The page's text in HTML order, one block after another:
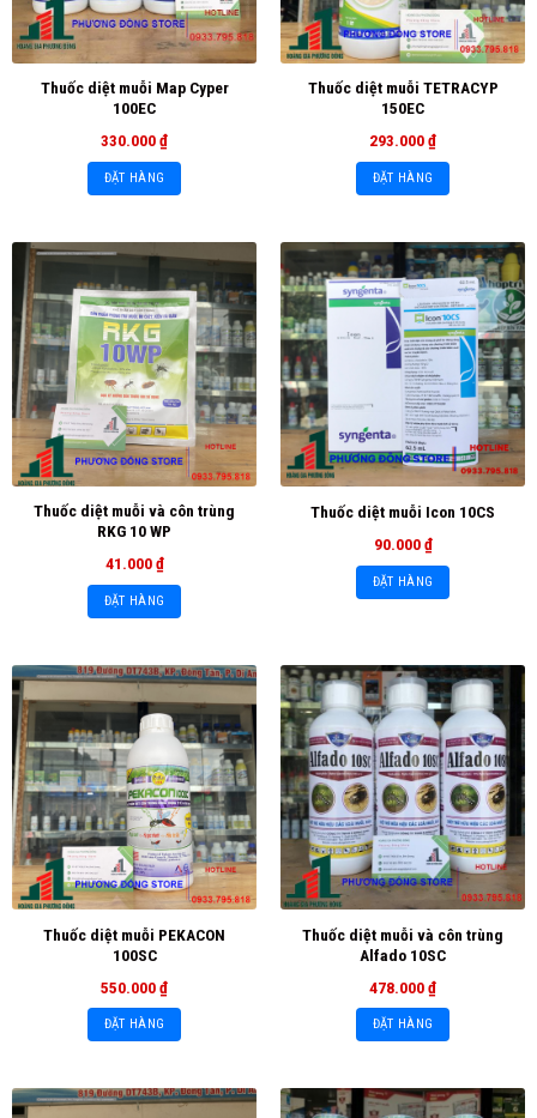
Thuốc diệt muỗi Map Cyper
100EC
330.000₫
ĐẶT HÀNG
Thuốc diệt muỗi TETRACYP
150EC
293.000₫
ĐẶT HÀNG
Thuốc diệt muỗi và côn trùng
RKG 10 WP
41.000₫
ĐẶT HÀNG
Thuốc diệt muỗi Icon 10CS
90.000₫
ĐẶT HÀNG
Thuốc diệt muỗi PEKACON
100SC
550.000₫
ĐẶT HÀNG
Thuốc diệt muỗi và côn trùng
Alfado 10SC
478.000₫
ĐẶT HÀNG